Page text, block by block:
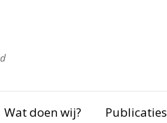
Wat doen wij? Publicaties